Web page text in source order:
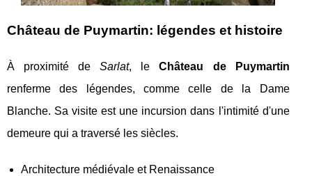
Château de Puymartin: légendes et histoire
À proximité deSarlat, leChâteau de Puymartin
renferme des légendes, comme celle de la Dame
Blanche. Sa visite est une incursion dans l'intimité d'une
demeure qui a traversé les siècles.
Architecture médiévale et Renaissance